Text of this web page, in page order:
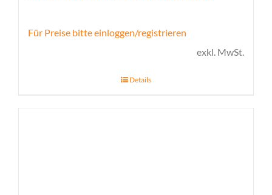
Für Preise bitte einloggen/registrieren
exkl. MwSt.
Details